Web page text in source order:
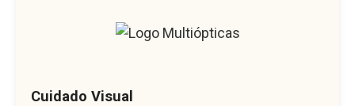
Cuidado Visual